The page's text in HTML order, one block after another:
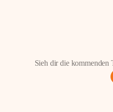
Sieh dir die